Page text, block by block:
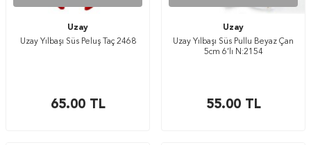
Uzay
Uzay Yılbaşı Süs Peluş Taç 2468
65.00TL
Uzay
Uzay Yılbaşı Süs Pullu Beyaz Çan
5cm 6’lı N:2154
55.00TL